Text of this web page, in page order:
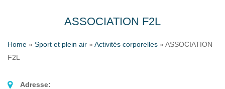
ASSOCIATION F2L
Home » Sport et plein air » Activités corporelles » ASSOCIATION
F2L
Adresse: